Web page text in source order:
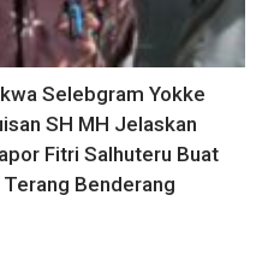
Selebgram Yokke
SH MH Jelaskan
Fitri Salhuteru Buat
Benderang